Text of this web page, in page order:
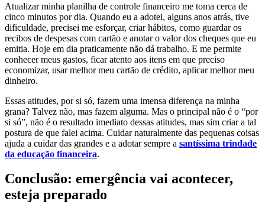
Atualizar minha planilha de controle financeiro me toma cerca de
cinco minutos por dia. Quando eu a adotei, alguns anos atrás, tive
dificuldade, precisei me esforçar, criar hábitos, como guardar os
recibos de despesas com cartão e anotar o valor dos cheques que eu
emitia. Hoje em dia praticamente não dá trabalho. E me permite
conhecer meus gastos, ficar atento aos itens em que preciso
economizar, usar melhor meu cartão de crédito, aplicar melhor meu
dinheiro.
Essas atitudes, por si só, fazem uma imensa diferença na minha
grana? Talvez não, mas fazem alguma. Mas o principal não é o “por
si só”, não é o resultado imediato dessas atitudes, mas sim criar a tal
postura de que falei acima. Cuidar naturalmente das pequenas coisas
ajuda a cuidar das grandes e a adotar sempre a santíssima trindade
da educação financeira.
Conclusão: emergência vai acontecer,
esteja preparado